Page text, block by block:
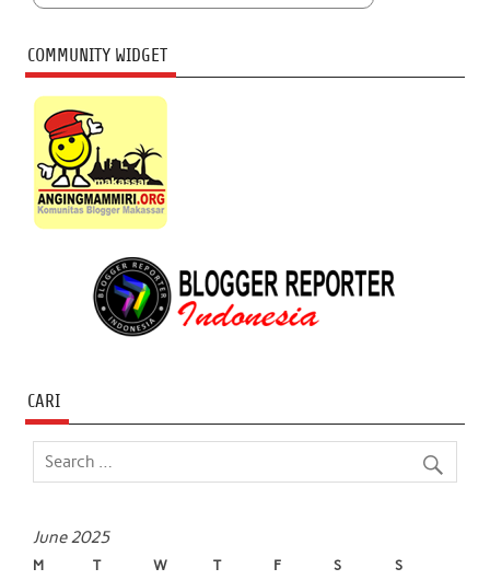
COMMUNITY WIDGET
CARI
June 2025
M T W T F S S